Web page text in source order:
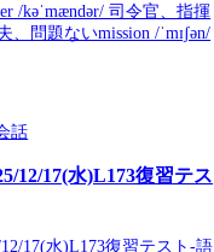
/kəˈmændər/ 司令官、指揮
、問題ないmission /ˈmɪʃən/
話
12/17(水)L173復習テス
17(水)L173復習テスト-語